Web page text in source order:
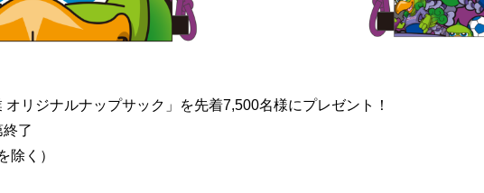
オリジナルナップサック」を先着7,500名様にプレゼント！
了
除く）